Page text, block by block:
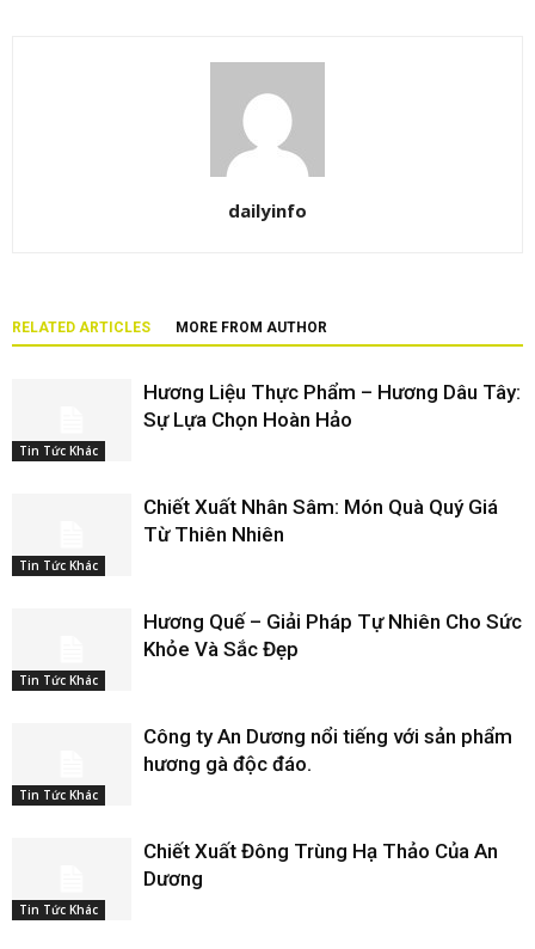
dailyinfo
RELATED ARTICLES MORE FROM AUTHOR
Tin Tức Khác
Hương Liệu Thực Phẩm – Hương Dâu Tây:
Sự Lựa Chọn Hoàn Hảo
Tin Tức Khác
Chiết Xuất Nhân Sâm: Món Quà Quý Giá
Từ Thiên Nhiên
Tin Tức Khác
Hương Quế – Giải Pháp Tự Nhiên Cho Sức
Khỏe Và Sắc Đẹp
Tin Tức Khác
Công ty An Dương nổi tiếng với sản phẩm
hương gà độc đáo.
Tin Tức Khác
Chiết Xuất Đông Trùng Hạ Thảo Của An
Dương